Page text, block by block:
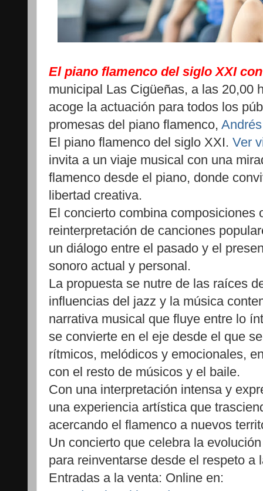
El piano flamenco del siglo XXI
municipal Las Cigüeñas, a las 20,00
acoge la actuación para todos los
promesas del piano flamenco,
El piano flamenco del siglo XXI. Ver
invita a un viaje musical con una
flamenco desde el piano, donde
libertad creativa.
El concierto combina composiciones
reinterpretación de canciones
un diálogo entre el pasado y el
sonoro actual y personal.
La propuesta se nutre de las raíces
influencias del jazz y la música
narrativa musical que fluye entre lo
se convierte en el eje desde el que
rítmicos, melódicos y emocionales,
con el resto de músicos y el baile.
Con una interpretación intensa y
una experiencia artística que
acercando el flamenco a nuevos
Un concierto que celebra la
para reinventarse desde el respeto a
Entradas a la venta: Online en: